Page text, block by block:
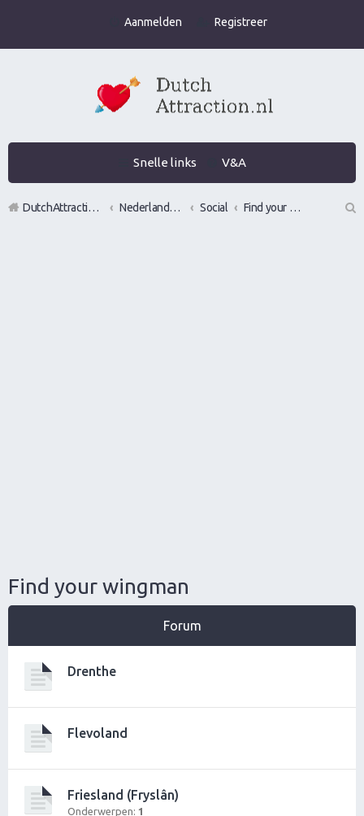
Aanmelden Registreer
Snelle links V&A
DutchAttraction.nl Nederlands grootste Dutch Attraction, Lifestyle, Vrouwen versieren en Pick-Up (PUA) Forum Social
Find your wingman
Find your wingman
Forum
Drenthe
Flevoland
Friesland (Fryslân)
Onderwerpen: 1